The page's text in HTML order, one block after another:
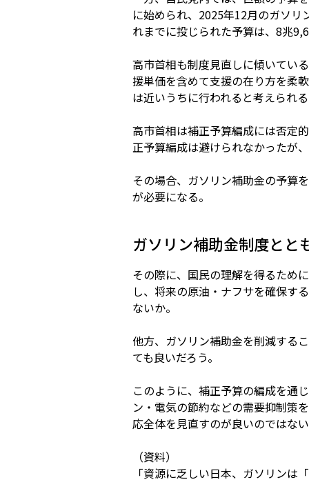
に始められ、2025年12月のガソ
れまでに投じられた予算は、8兆
高市首相も制度見直しに傾いてい
援単価を含めて支援の在り方を柔
は近いうちに行われると考えられ
高市首相は補正予算編成には否定
正予算編成は避けられなかったが
その場合、ガソリン補助金の予算
が必要になる。
ガソリン補助金制度とと
その際に、国民の理解を得るため
し、将来の原油・ナフサを確保す
ないか。
他方、ガソリン補助金を削減する
ても良いだろう。
このように、補正予算の編成を通
ン・電気の節約などの需要抑制策
応全体を見直すのが良いのではな
（資料）
「資源に乏しい日本、ガソリン